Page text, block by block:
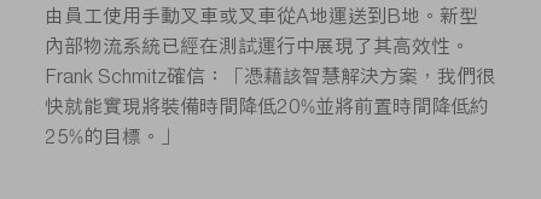
由員工使用手動叉車或叉車從A地運送到B地。新型
內部物流系統已經在測試運行中展現了其高效性。
Frank Schmitz確信：「憑藉該智慧解決方案，我們很
快就能實現將裝備時間降低20%並將前置時間降低約
25%的目標。」